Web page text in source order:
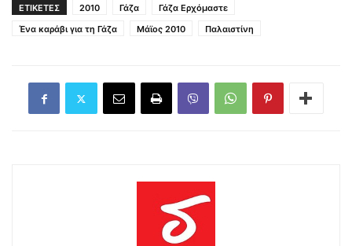
ΕΤΙΚΕΤΕΣ 2010 Γάζα
Γάζα Ερχόμαστε
Ένα καράβι για τη Γάζα
Μάϊος 2010 Παλαιστίνη